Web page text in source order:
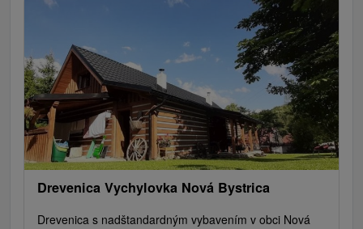
Drevenica Vychylovka Nová Bystrica
Drevenica s nadštandardným vybavením v obci Nová